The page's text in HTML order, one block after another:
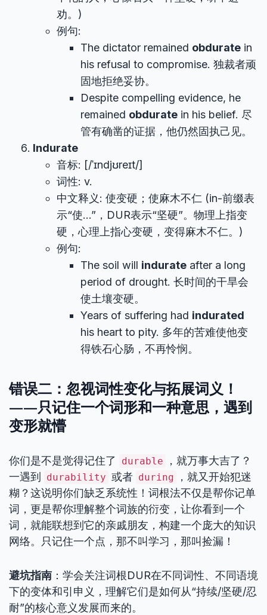
劝。)
例句:
The dictator remained obdurate in
his refusal to compromise. 独裁者顽
固地拒绝妥协。
Despite compelling evidence, he
remained obdurate in his belief. 尽
管有确凿的证据，他仍然固执己见。
Indurate
音标: [/ˈɪndjʊreɪt/]
词性: v.
中文释义: 使变硬；使麻木不仁 (in-前缀表
示“使…”，DUR表示“坚硬”。物理上指变
硬，心理上指心变硬，变得麻木不仁。)
例句:
The soil will indurate after a long
period of drought. 长时间的干旱会
使土壤变硬。
Years of suffering had indurated
his heart to pity. 多年的苦难使他变
得铁石心肠，不再怜悯。
错误二：忽视词性变化与拓展词义！
——只记住一个词形和一种意思，遇到
变形就懵
你们是不是觉得记住了 durable
，就万事大吉了？
一遇到
durability 或者 during
，就又开始犯迷
糊？这说明你们缺乏系统性！词根法不仅是帮你记单
词，更是帮你理解整个词族的衍变，让你看到一个
词，就能联想到它的亲戚朋友，构建一个庞大的知识
网络。只记住一个点，那不叫学习，那叫捡漏！
避坑指南 ：学会关注词根DUR在不同词性、不同语境
下的变体和引申义，理解它们是如何从“持续/坚硬/忍
耐”的核心意义发展而来的。